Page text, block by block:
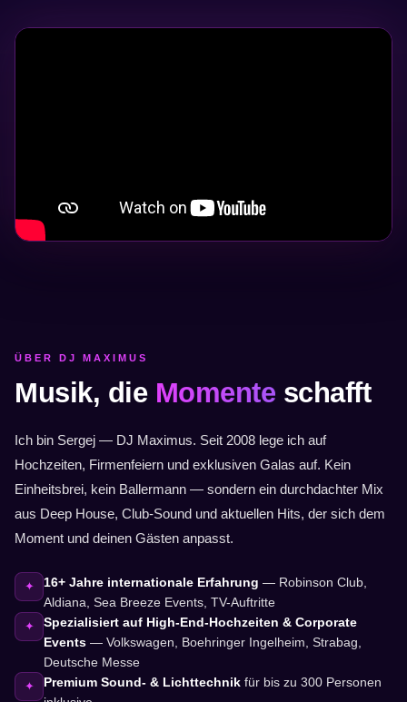
ÜBER DJ MAXIMUS
Musik, die Momente schafft
Ich bin Sergej — DJ Maximus. Seit 2008 lege ich auf
Hochzeiten, Firmenfeiern und exklusiven Galas auf. Kein
Einheitsbrei, kein Ballermann — sondern ein durchdachter Mix
aus Deep House, Club-Sound und aktuellen Hits, der sich dem
Moment und deinen Gästen anpasst.
✦ 16+ Jahre internationale Erfahrung — Robinson Club,
Aldiana, Sea Breeze Events, TV-Auftritte
✦
Spezialisiert auf High-End-Hochzeiten & Corporate
Events — Volkswagen, Boehringer Ingelheim, Strabag,
Deutsche Messe
✦ Premium Sound- & Lichttechnik für bis zu 300 Personen